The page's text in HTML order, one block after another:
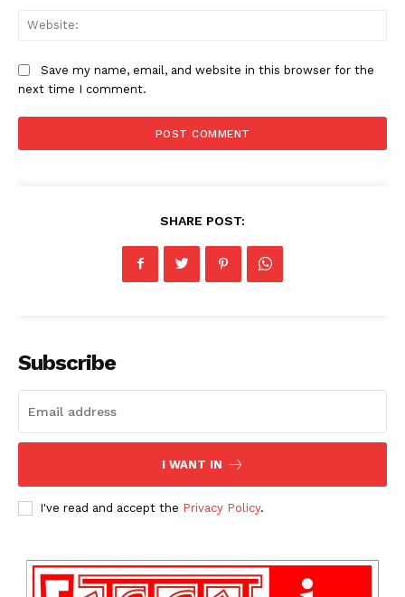
Save my name, email, and website in this browser for the
next time I comment.
SHARE POST:
Subscribe
I WANT IN
I've read and accept the Privacy Policy.